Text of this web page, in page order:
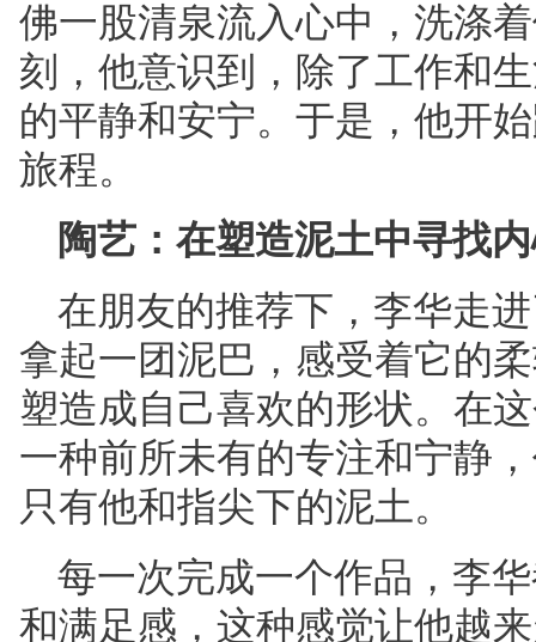
佛一股清泉流入心中， 洗涤着
刻，他意识到，除了工作和
的平静和安宁。于是，他开
旅程。
陶艺：在塑造泥土中寻找
在朋友的推荐下，李华走
拿起一团泥巴，感受着它的
塑造成自己喜欢的形状。在
一种前所未有的专注和宁静
只有他和指尖下的泥土。
每一次完成一个作品，李
和满足感，这种感觉让他越